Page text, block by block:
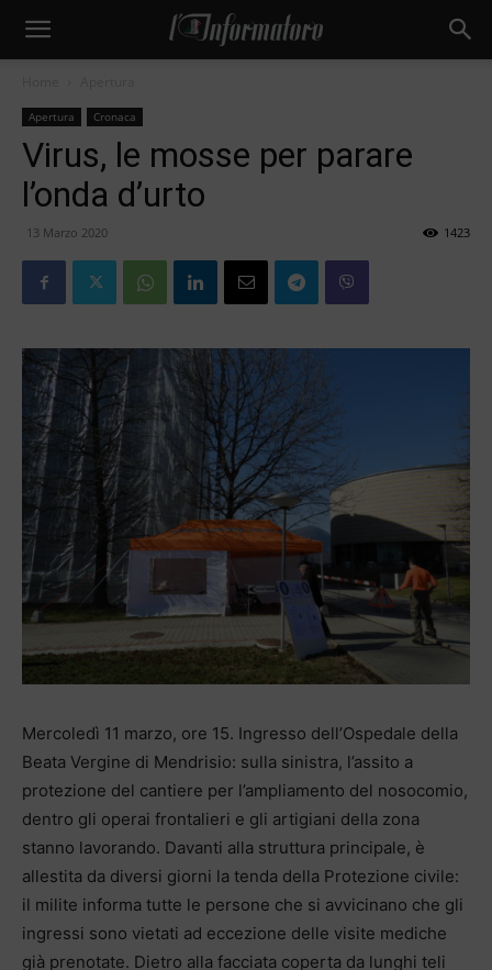
Apertura Cronaca
Virus, le mosse per parare
l’onda d’urto
13 Marzo 2020 1423
Mercoledì 11 marzo, ore 15. Ingresso dell’Ospedale della
Beata Vergine di Mendrisio: sulla sinistra, l’assito a
protezione del cantiere per l’ampliamento del nosocomio,
dentro gli operai frontalieri e gli artigiani della zona
stanno lavorando. Davanti alla struttura principale, è
allestita da diversi giorni la tenda della Protezione civile:
il milite informa tutte le persone che si avvicinano che gli
ingressi sono vietati ad eccezione delle visite mediche
già prenotate. Dietro alla facciata coperta da lunghi teli